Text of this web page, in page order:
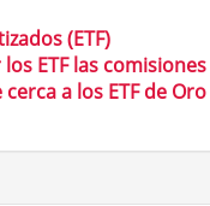
(ETF)
ETF las
a los ETF de Oro